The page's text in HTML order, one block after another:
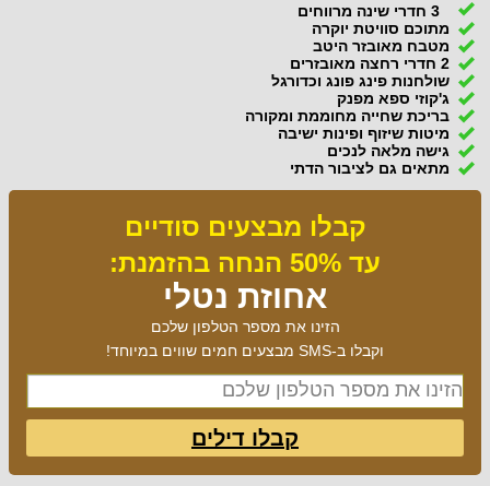
3 חדרי שינה מרווחים
מתוכם סוויטת יוקרה
מטבח מאובזר היטב
2 חדרי רחצה מאובזרים
שולחנות פינג פונג וכדורגל
ג'קוזי ספא מפנק
בריכת שחייה מחוממת ומקורה
מיטות שיזוף ופינות ישיבה
גישה מלאה לנכים
מתאים גם לציבור הדתי
קבלו מבצעים סודיים
עד 50% הנחה בהזמנת:
אחוזת נטלי
הזינו את מספר הטלפון שלכם
וקבלו ב-SMS מבצעים חמים שווים במיוחד!
קבלו דילים